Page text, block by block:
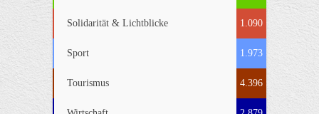
Solidarität & Lichtblicke 1.090
Sport 1.973
Tourismus 4.396